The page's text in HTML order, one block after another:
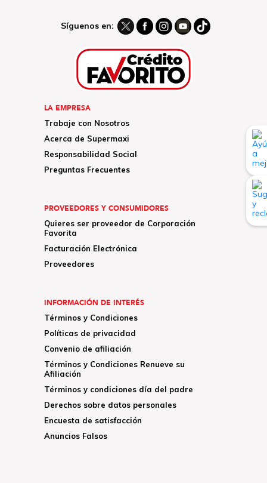
Síguenos en:
LA EMPRESA
Trabaje con Nosotros
Acerca de Supermaxi
Responsabilidad Social
Preguntas Frecuentes
PROVEEDORES Y CONSUMIDORES
Quieres ser proveedor de Corporación
Favorita
Facturación Electrónica
Proveedores
INFORMACIÓN DE INTERÉS
Términos y Condiciones
Políticas de privacidad
Convenio de afiliación
Términos y Condiciones Renueve su
Afiliación
Términos y condiciones día del padre
Derechos sobre datos personales
Encuesta de satisfacción
Anuncios Falsos